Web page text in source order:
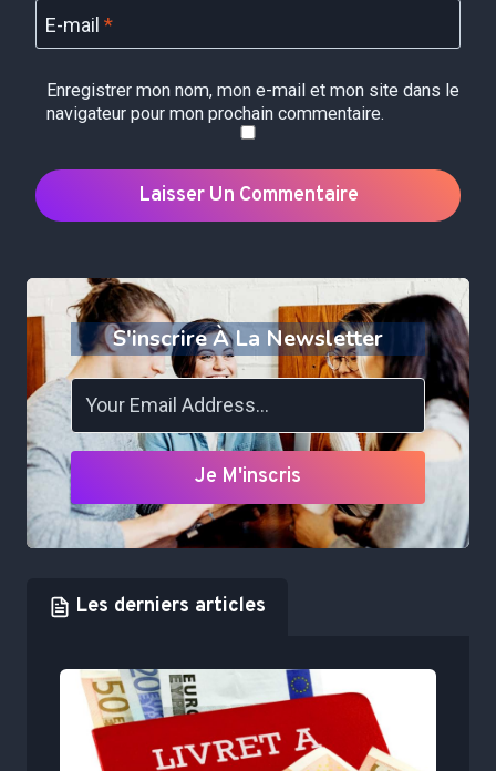
E-mail *
Enregistrer mon nom, mon e-mail et mon site dans le
navigateur pour mon prochain commentaire.
S'inscrire À La Newsletter
Je M'inscris
Les derniers articles